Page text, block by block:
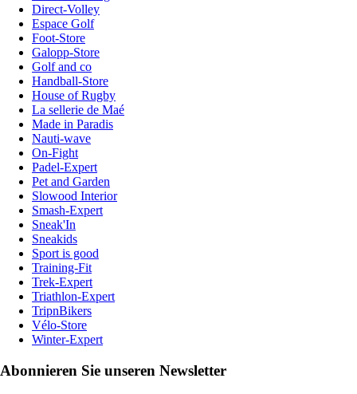
Direct-Volley
Espace Golf
Foot-Store
Galopp-Store
Golf and co
Handball-Store
House of Rugby
La sellerie de Maé
Made in Paradis
Nauti-wave
On-Fight
Padel-Expert
Pet and Garden
Slowood Interior
Smash-Expert
Sneak'In
Sneakids
Sport is good
Training-Fit
Trek-Expert
Triathlon-Expert
TripnBikers
Vélo-Store
Winter-Expert
Abonnieren Sie unseren Newsletter